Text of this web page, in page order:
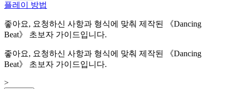
플레이 방법
좋아요, 요청하신 사항과 형식에 맞춰 제작된 《Dancing
Beat》 초보자 가이드입니다.
좋아요, 요청하신 사항과 형식에 맞춰 제작된 《Dancing
Beat》 초보자 가이드입니다.
>